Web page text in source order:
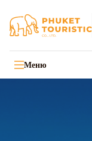
Меню